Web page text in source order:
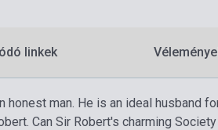
linkek
man. He is an ideal husband
Can Sir Robert's charming